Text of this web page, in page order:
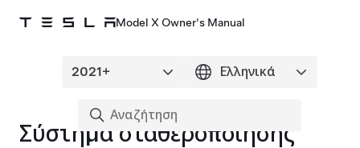
Model X Owner's Manual
Σύστημα σταθεροποίησης